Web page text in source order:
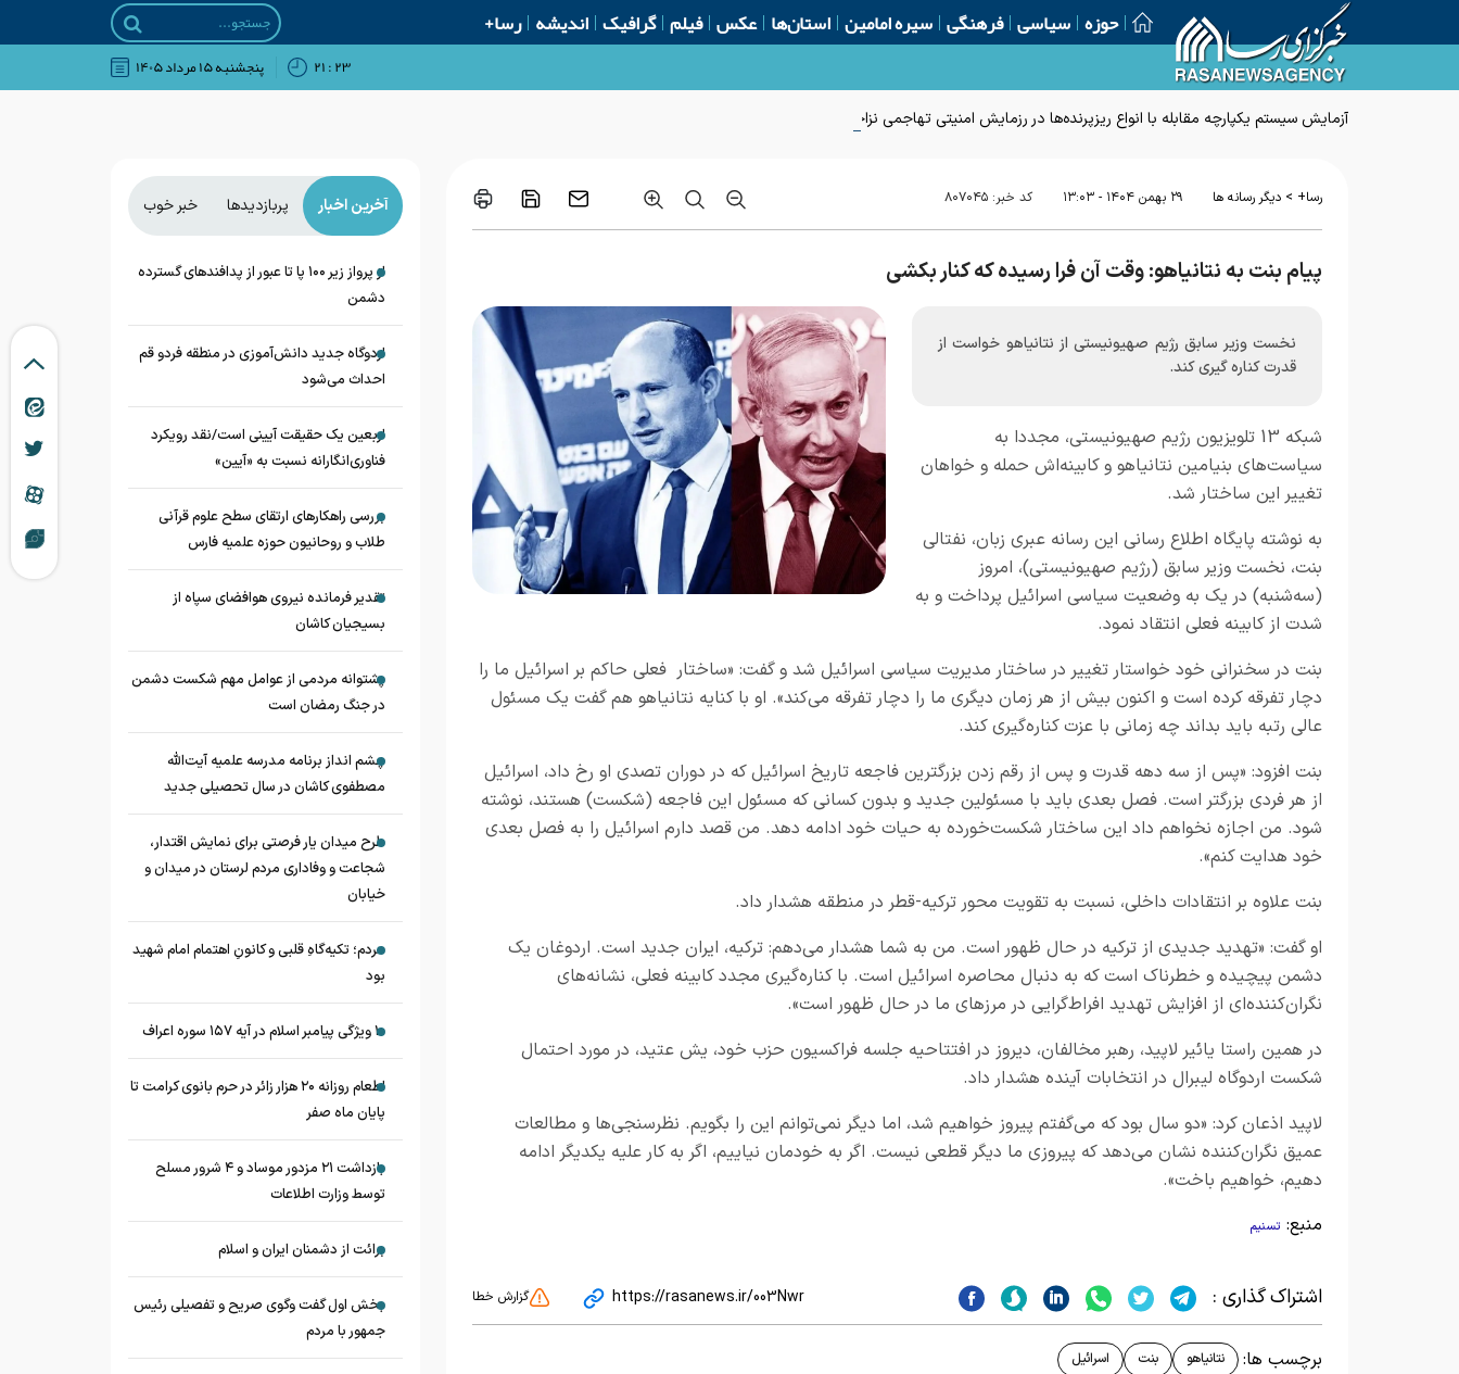
حوزه سیاسی فرهنگی سیره امامین استان‌ها عکس فیلم گرافیک اندیشه رسا+
۲۳ : ۲۱ پنجشنبه ۱۵ مرداد ۱۴۰۵
آزمایش سیستم یکپارچه مقابله با انواع ریزپرنده‌ها در رزمایش امنیتی تهاجمی نزاجا
رسا+ > دیگر رسانه ها ۲۹ بهمن ۱۴۰۴ - ۱۳:۰۳ کد خبر: ۸۰۷۰۴۵
پیام بنت به نتانیاهو: وقت آن فرا رسیده که کنار بکشی
نخست وزیر سابق رژیم صهیونیستی از نتانیاهو خواست از
قدرت کناره گیری کند.
شبکه 13 تلویزیون رژیم صهیونیستی، مجددا به
سیاست‌های بنیامین نتانیاهو و کابینه‌اش حمله و خواهان
تغییر این ساختار شد.
به نوشته پایگاه اطلاع رسانی این رسانه عبری زبان، نفتالی
بنت، نخست وزیر سابق (رژیم صهیونیستی)، امروز
(سه‌شنبه) در یک به وضعیت سیاسی اسرائیل پرداخت و به
شدت از کابینه فعلی انتقاد نمود.
بنت در سخنرانی خود خواستار تغییر در ساختار مدیریت سیاسی اسرائیل شد و گفت: «ساختار فعلی حاکم بر اسرائیل ما را
دچار تفرقه کرده است و اکنون بیش از هر زمان دیگری ما را دچار تفرقه می‌کند». او با کنایه نتانیاهو هم گفت یک مسئول
عالی رتبه باید بداند چه زمانی با عزت کناره‌گیری کند.
بنت افزود: «پس از سه دهه قدرت و پس از رقم زدن بزرگترین فاجعه تاریخ اسرائیل که در دوران تصدی او رخ داد، اسرائیل
از هر فردی بزرگتر است. فصل بعدی باید با مسئولین جدید و بدون کسانی که مسئول این فاجعه (شکست) هستند، نوشته
شود. من اجازه نخواهم داد این ساختار شکست‌خورده به حیات خود ادامه دهد. من قصد دارم اسرائیل را به فصل بعدی
خود هدایت کنم».
بنت علاوه بر انتقادات داخلی، نسبت به تقویت محور ترکیه-قطر در منطقه هشدار داد.
او گفت: «تهدید جدیدی از ترکیه در حال ظهور است. من به شما هشدار می‌دهم: ترکیه، ایران جدید است. اردوغان یک
دشمن پیچیده و خطرناک است که به دنبال محاصره اسرائیل است. با کناره‌گیری مجدد کابینه فعلی، نشانه‌های
نگران‌کننده‌ای از افزایش تهدید افراط‌گرایی در مرزهای ما در حال ظهور است».
در همین راستا یائیر لاپید، رهبر مخالفان، دیروز در افتتاحیه جلسه فراکسیون حزب خود، یش عتید، در مورد احتمال
شکست اردوگاه لیبرال در انتخابات آینده هشدار داد.
لاپید اذعان کرد: «دو سال بود که می‌گفتم پیروز خواهیم شد، اما دیگر نمی‌توانم این را بگویم. نظرسنجی‌ها و مطالعات
عمیق نگران‌کننده نشان می‌دهد که پیروزی ما دیگر قطعی نیست. اگر به خودمان نیاییم، اگر به کار علیه یکدیگر ادامه
دهیم، خواهیم باخت».
منبع: تسنیم
اشتراک گذاری : https://rasanews.ir/003Nwr گزارش خطا
برچسب ها: نتانیاهو بنت اسرائیل
آخرین اخبار پربازدیدها خبر خوب
از پرواز زیر ۱۰۰ پا تا عبور از پدافند‌های گسترده
دشمن
اردوگاه جدید دانش‌آموزی در منطقه فردو قم
احداث می‌شود
اربعین یک حقیقت آیینی است/نقد رویکرد
فناوری‌انگارانه نسبت به «آیین»
بررسی راهکارهای ارتقای سطح علوم قرآنی
طلاب و روحانیون حوزه علمیه فارس
تقدیر فرمانده نیروی هوافضای سپاه از
بسیجیان کاشان
پشتوانه مردمی از عوامل مهم شکست دشمن
در جنگ رمضان است
چشم‌ انداز برنامه مدرسه علمیه آیت‌الله
مصطفوی کاشان در سال تحصیلی جدید
طرح میدان یار فرصتی برای نمایش اقتدار،
شجاعت و وفاداری مردم لرستان در میدان و
خیابان
مردم؛ تکیه‌گاهِ قلبی و کانونِ اهتمام امام شهید
بود
۱۰ ویژگی پیامبر اسلام در آیه ۱۵۷ سوره اعراف
اطعام روزانه ۲۰ هزار زائر در حرم بانوی کرامت تا
پایان ماه صفر
بازداشت ۲۱ مزدور موساد و ۴ شرور مسلح
توسط وزارت اطلاعات
برائت از دشمنان ایران و اسلام
بخش اول گفت وگوی صریح و تفصیلی رئیس
جمهور با مردم